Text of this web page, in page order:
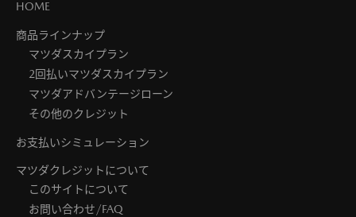
HOME
商品ラインナップ
マツダスカイプラン
2回払いマツダスカイプラン
マツダアドバンテージローン
その他のクレジット
お支払いシミュレーション
マツダクレジットについて
このサイトについて
お問い合わせ/FAQ